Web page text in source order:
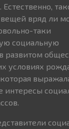
вряд ли
таки
социальную
развитом
условиях
интересы